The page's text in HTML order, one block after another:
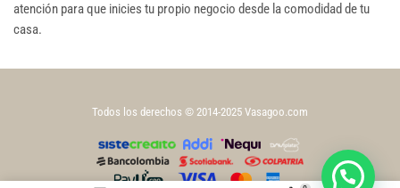
atención para que inicies tu propio negocio desde la comodidad de tu
casa.
Todos los derechos © 2014-2025 Vasagoo.com